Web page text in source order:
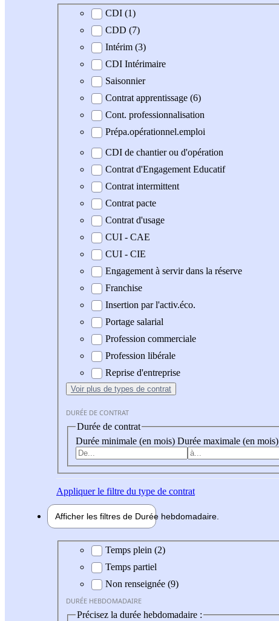
Type de contrat
CDI (1)
CDD (7)
Intérim (3)
CDI Intérimaire
Saisonnier
Contrat apprentissage (6)
Cont. professionnalisation
Prépa.opérationnel.emploi
CDI de chantier ou d'opération
Contrat d'Engagement Educatif
Contrat intermittent
Contrat pacte
Contrat d'usage
CUI - CAE
CUI - CIE
Engagement à servir dans la réserve
Franchise
Insertion par l'activ.éco.
Portage salarial
Profession commerciale
Profession libérale
Reprise d'entreprise
Voir plus de types de contrat
DURÉE DE CONTRAT
Durée de contrat
Durée minimale (en mois) Durée maximale (en mois)
Appliquerle filtre du type de contrat
Afficher les filtres de Durée hebdomadaire
Durée hebdomadaire
Temps plein (2)
Temps partiel
Non renseignée (9)
DURÉE HEBDOMADAIRE
Précisez la durée hebdomadaire :